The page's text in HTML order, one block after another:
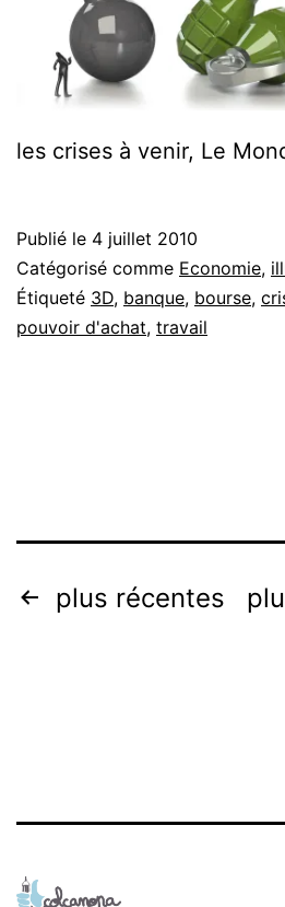
les crises à venir, Le
Publié le 4 juillet 2010
Catégorisé comme Economie,
Étiqueté 3D, banque, bourse,
pouvoir d'achat, travail
Navigation
plus récentes